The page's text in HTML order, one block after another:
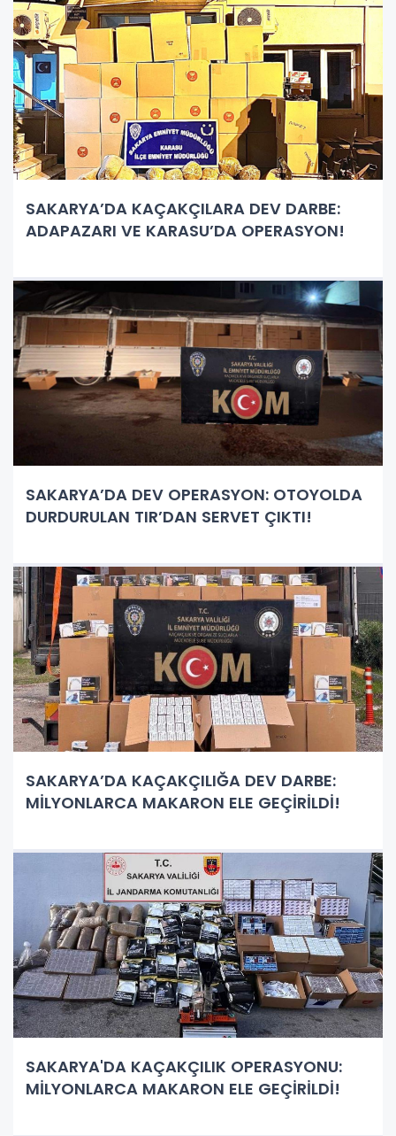
SAKARYA’DA KAÇAKÇILARA DEV DARBE:
ADAPAZARI VE KARASU’DA OPERASYON!
SAKARYA’DA DEV OPERASYON: OTOYOLDA
DURDURULAN TIR’DAN SERVET ÇIKTI!
SAKARYA’DA KAÇAKÇILIĞA DEV DARBE:
MİLYONLARCA MAKARON ELE GEÇİRİLDİ!
SAKARYA'DA KAÇAKÇILIK OPERASYONU:
MİLYONLARCA MAKARON ELE GEÇİRİLDİ!